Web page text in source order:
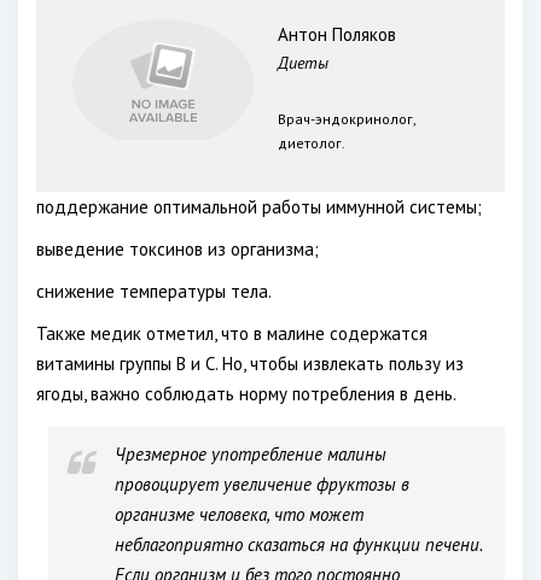
Антон Поляков
Диеты
Врач-эндокринолог,
диетолог.
поддержание оптимальной работы иммунной системы;
выведение токсинов из организма;
снижение температуры тела.
Также медик отметил, что в малине содержатся
витамины группы В и С. Но, чтобы извлекать пользу из
ягоды, важно соблюдать норму потребления в день.
Чрезмерное употребление малины
провоцирует увеличение фруктозы в
организме человека, что может
неблагоприятно сказаться на функции печени.
Если организм и без того постоянно